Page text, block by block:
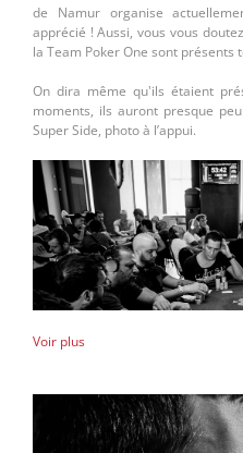
de Namur organise
apprécié ! Aussi, vous vous
la Team Poker One sont présents
On dira même qu'ils étaient
moments, ils auront presque
Super Side, photo à l’appui.
Voir plus